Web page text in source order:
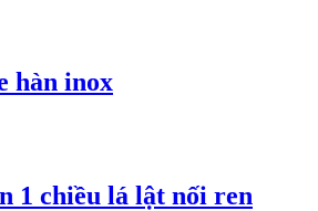
hàn inox
1 chiều lá lật nối ren